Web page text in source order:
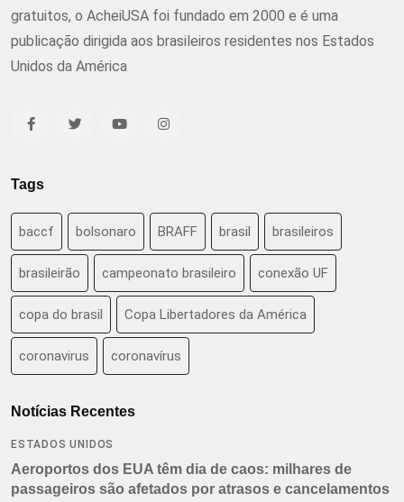
gratuitos, o AcheiUSA foi fundado em 2000 e é uma
publicação dirigida aos brasileiros residentes nos Estados
Unidos da América
Tags
baccf bolsonaro BRAFF brasil brasileiros
brasileirão campeonato brasileiro conexão UF
copa do brasil Copa Libertadores da América
coronavirus coronavírus
Notícias Recentes
ESTADOS UNIDOS
Aeroportos dos EUA têm dia de caos: milhares de
passageiros são afetados por atrasos e cancelamentos